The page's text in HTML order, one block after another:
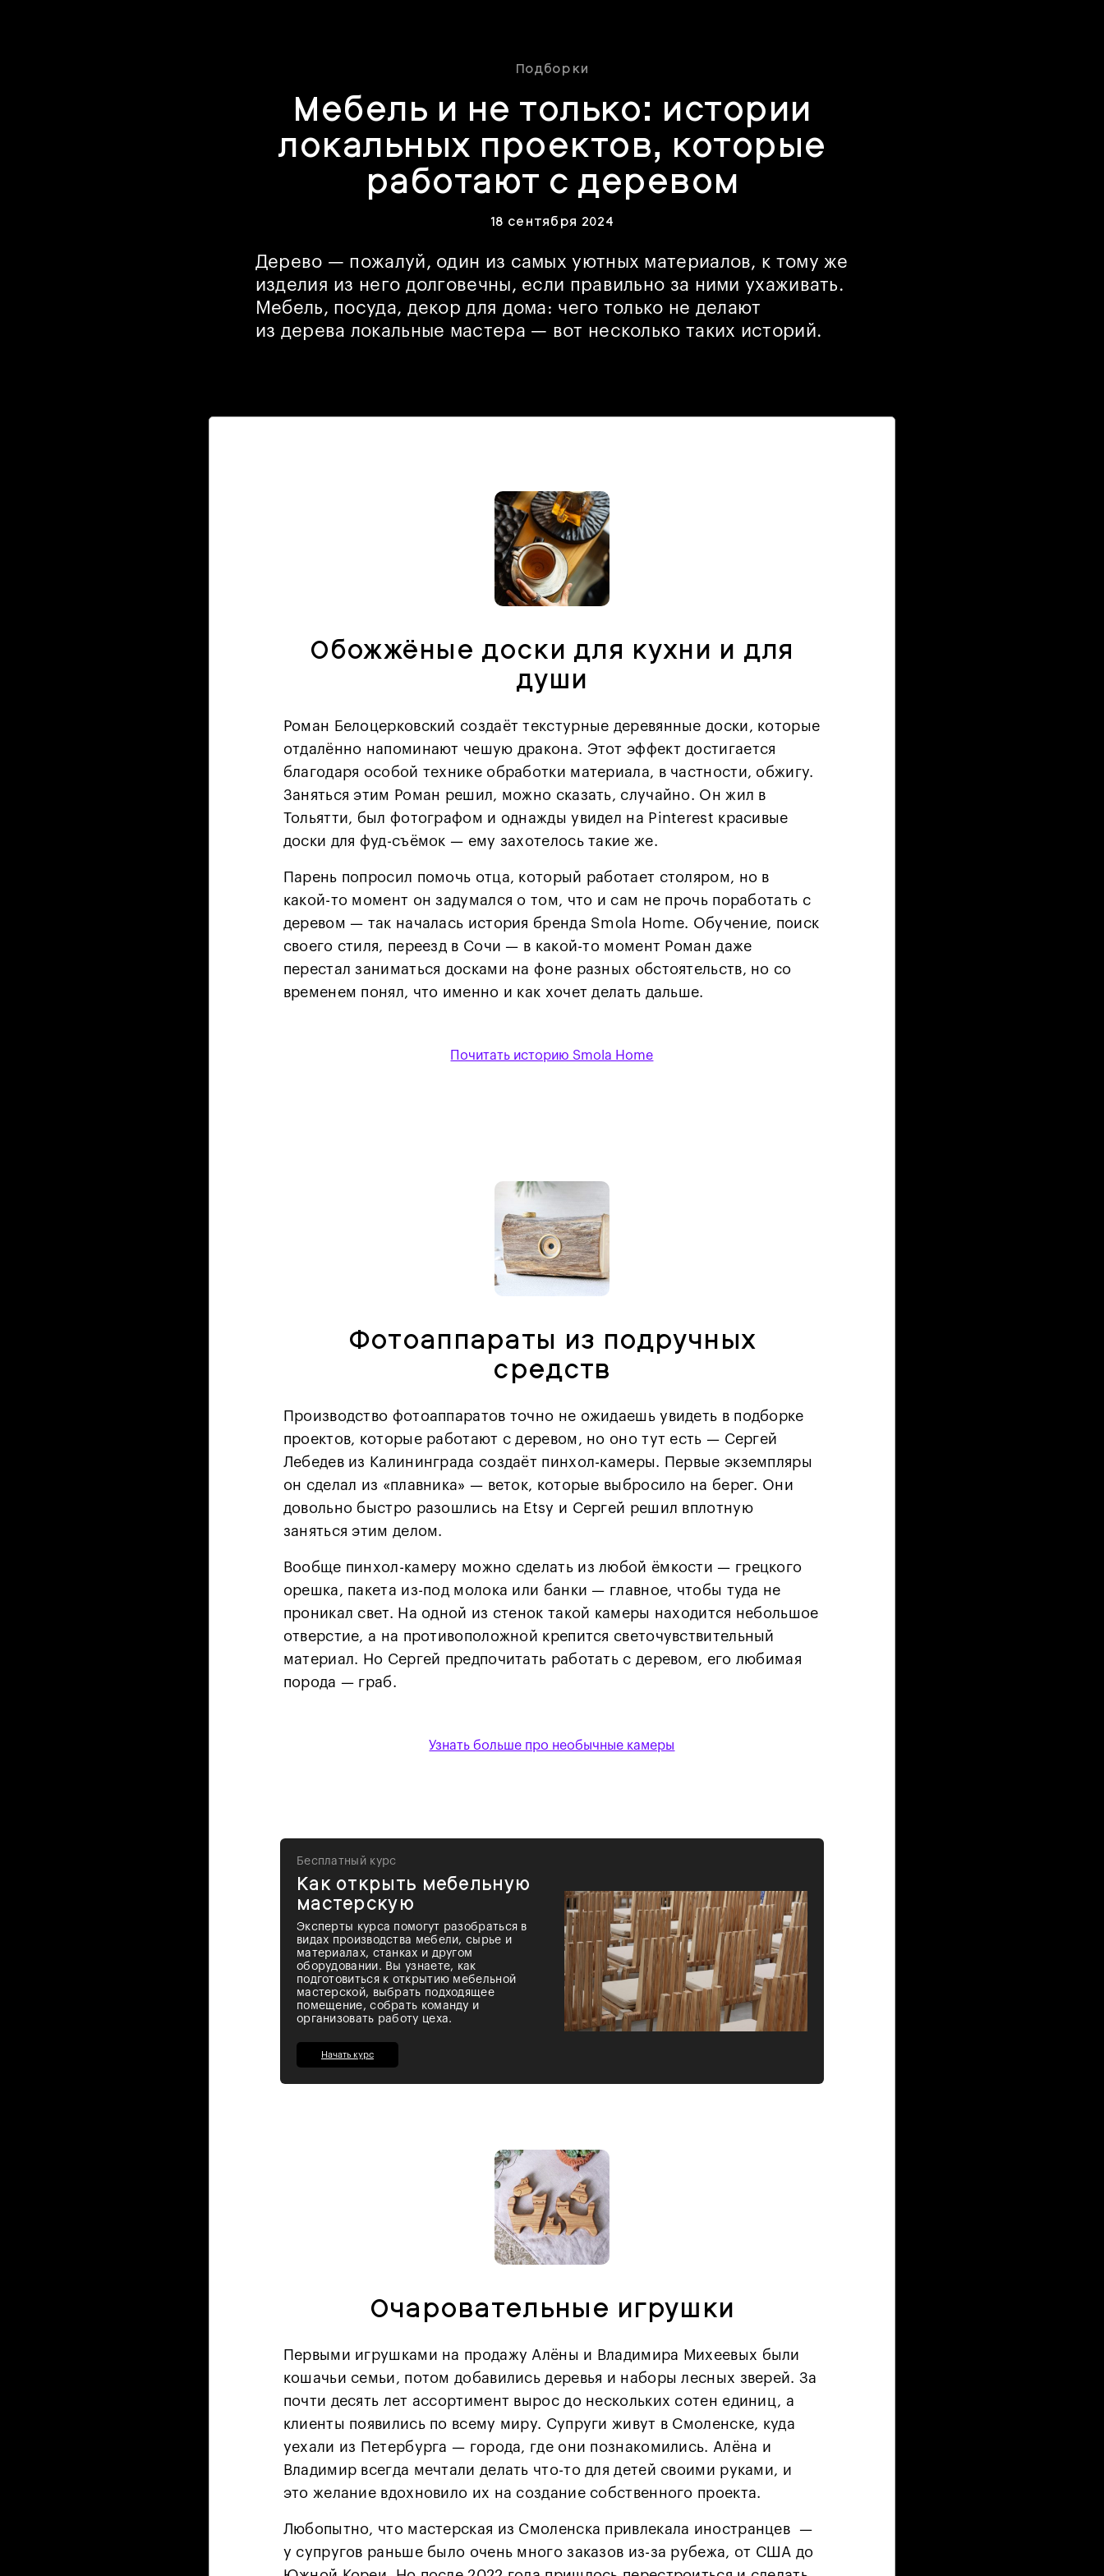
Подборки
Мебель и не только: истории
локальных проектов, которые
работают с деревом
18 сентября 2024
Дерево — пожалуй, один из самых уютных материалов, к тому же
изделия из него долговечны, если правильно за ними ухаживать.
Мебель, посуда, декор для дома: чего только не делают
из дерева локальные мастера — вот несколько таких историй.
Обожжёные доски для кухни и для
души
Роман Белоцерковский создаёт текстурные деревянные доски, которые
отдалённо напоминают чешую дракона. Этот эффект достигается
благодаря особой технике обработки материала, в частности, обжигу.
Заняться этим Роман решил, можно сказать, случайно. Он жил в
Тольятти, был фотографом и однажды увидел на Pinterest красивые
доски для фуд-съёмок — ему захотелось такие же.
Парень попросил помочь отца, который работает столяром, но в
какой-то момент он задумался о том, что и сам не прочь поработать с
деревом — так началась история бренда Smola Home. Обучение, поиск
своего стиля, переезд в Сочи — в какой-то момент Роман даже
перестал заниматься досками на фоне разных обстоятельств, но со
временем понял, что именно и как хочет делать дальше.
Почитать историю Smola Home
Фотоаппараты из подручных
средств
Производство фотоаппаратов точно не ожидаешь увидеть в подборке
проектов, которые работают с деревом, но оно тут есть — Сергей
Лебедев из Калининграда создаёт пинхол-камеры. Первые экземпляры
он сделал из «плавника» — веток, которые выбросило на берег. Они
довольно быстро разошлись на Etsy и Сергей решил вплотную
заняться этим делом.
Вообще пинхол-камеру можно сделать из любой ёмкости — грецкого
орешка, пакета из-под молока или банки — главное, чтобы туда не
проникал свет. На одной из стенок такой камеры находится небольшое
отверстие, а на противоположной крепится светочувствительный
материал. Но Сергей предпочитать работать с деревом, его любимая
порода — граб.
Узнать больше про необычные камеры
Бесплатный курс
Как открыть мебельную
мастерскую
Эксперты курса помогут разобраться в
видах производства мебели, сырье и
материалах, станках и другом
оборудовании. Вы узнаете, как
подготовиться к открытию мебельной
мастерской, выбрать подходящее
помещение, собрать команду и
организовать работу цеха.
Начать курс
Очаровательные игрушки
Первыми игрушками на продажу Алёны и Владимира Михеевых были
кошачьи семьи, потом добавились деревья и наборы лесных зверей. За
почти десять лет ассортимент вырос до нескольких сотен единиц, а
клиенты появились по всему миру. Супруги живут в Смоленске, куда
уехали из Петербурга — города, где они познакомились. Алёна и
Владимир всегда мечтали делать что-то для детей своими руками, и
это желание вдохновило их на создание собственного проекта.
Любопытно, что мастерская из Смоленска привлекала иностранцев —
у супругов раньше было очень много заказов из-за рубежа, от США до